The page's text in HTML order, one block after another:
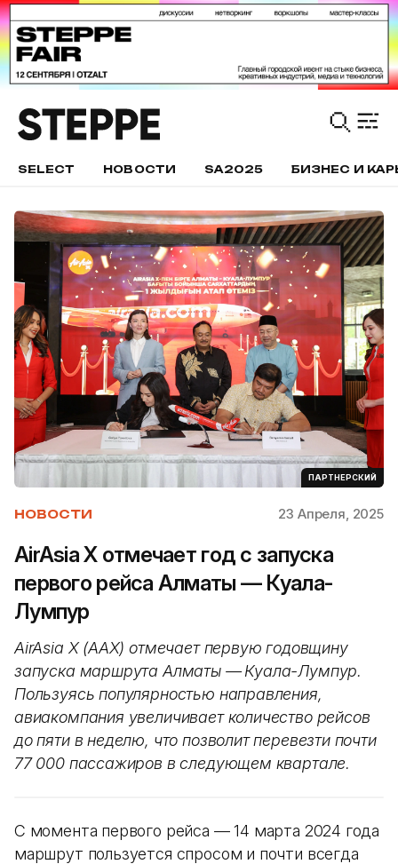
SELECT НОВОСТИ SA2025 БИЗНЕС И
ПАРТНЕРСКИЙ
НОВОСТИ 23 Апреля, 2025
AirAsia X отмечает год с запуска
первого рейса Алматы — Куала-
Лумпур
AirAsia X (AAX) отмечает первую годовщину
запуска маршрута Алматы — Куала-Лумпур.
Пользуясь популярностью направления,
авиакомпания увеличивает количество рейсов
до пяти в неделю, что позволит перевезти почти
77 000 пассажиров в следующем квартале.
С момента первого рейса — 14 марта 2024 года
маршрут пользуется спросом и почти всегда